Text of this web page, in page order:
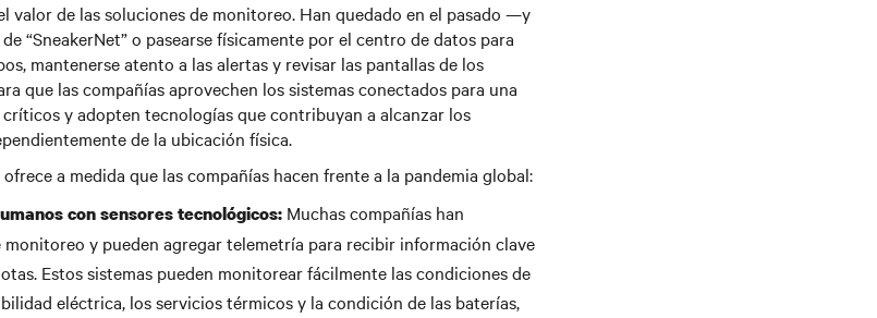
valor de las soluciones de monitoreo. Han quedado en el pasado —y
“SneakerNet” o pasearse físicamente por el centro de datos para
mantenerse atento a las alertas y revisar las pantallas de los
que las compañías aprovechen los sistemas conectados para una
y adopten tecnologías que contribuyan a alcanzar los
de la ubicación física.
a medida que las compañías hacen frente a la pandemia global:
con sensores tecnológicos: Muchas compañías han
monitoreo y pueden agregar telemetría para recibir información clave
Estos sistemas pueden monitorear fácilmente las condiciones de
eléctrica, los servicios térmicos y la condición de las baterías,